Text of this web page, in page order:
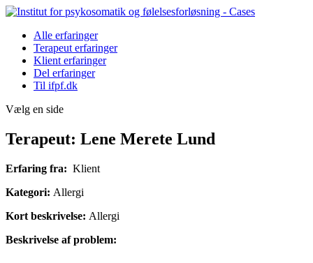
Alle erfaringer
Terapeut erfaringer
Klient erfaringer
Del erfaringer
Til ifpf.dk
Vælg en side
Terapeut: Lene Merete Lund
Erfaring fra: Klient
Kategori: Allergi
Kort beskrivelse: Allergi
Beskrivelse af problem: